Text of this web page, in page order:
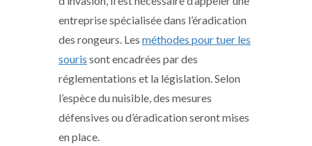
entreprise spécialisée dans l’éradication
des rongeurs. Les méthodes pour tuer les
souris sont encadrées par des
réglementations et la législation. Selon
l’espèce du nuisible, des mesures
défensives ou d’éradication seront mises
en place.